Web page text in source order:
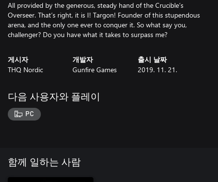
All provided by the generous, steady hand of the Crucible’s
Overseer. That’s right, it is I! Targon! Founder of this stupendous
arena, and the only one ever to conquer it. So what say you,
challenger? Do you have what it takes to surpass me?
게시자
THQ Nordic
개발자
Gunfire Games
출시 날짜
2019. 11. 21.
다음 사용자와 플레이
PC
함께 일하는 사람